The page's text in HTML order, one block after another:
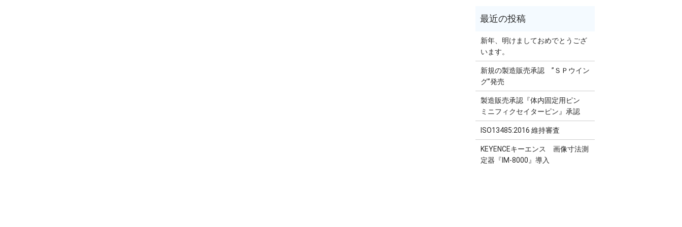
新年、明けましておめでとうござ
います。
新規の製造販売承認 ”ＳＰウイン
グ”発売
製造販売承認『体内固定用ピン
ミニフィクセイターピン』承認
ISO13485:2016 維持審査
KEYENCEキーエンス 画像寸法測
定器『IM-8000』導入